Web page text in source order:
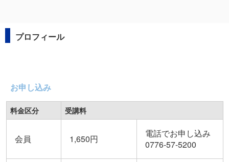
プロフィール
お申し込み
料金区分 受講料
会員 1,650円
電話でお申し込み
0776-57-5200